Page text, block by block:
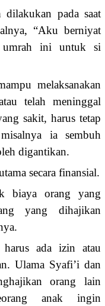
pada saat
“Aku berniyat
umrah ini untuk si
melaksanakan
telah meninggal
sakit, harus tetap
ia sembuh
digantikan.
secara finansial.
biaya orang yang
yang dihajikan
harus ada izin atau
Ulama Syafi’i dan
orang lain
anak ingin